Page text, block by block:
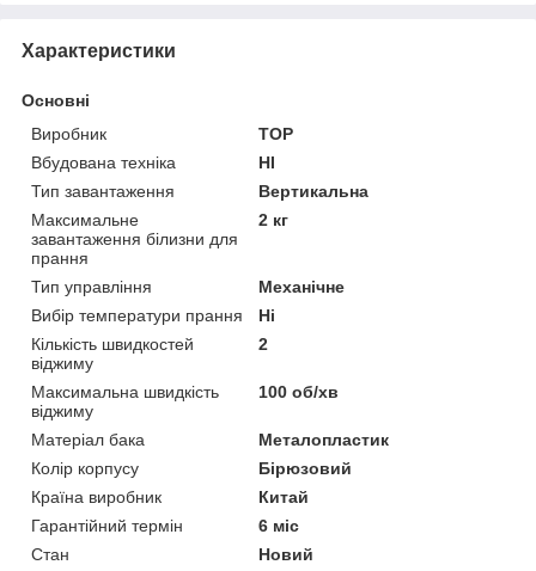
Характеристики
Основні
Виробник
TOP
Вбудована техніка
НІ
Тип завантаження
Вертикальна
Максимальне
завантаження білизни для
прання
2 кг
Тип управління
Механічне
Вибір температури прання
Ні
Кількість швидкостей
віджиму
2
Максимальна швидкість
віджиму
100 об/хв
Матеріал бака
Металопластик
Колір корпусу
Бірюзовий
Країна виробник
Китай
Гарантійний термін
6 міс
Стан
Новий